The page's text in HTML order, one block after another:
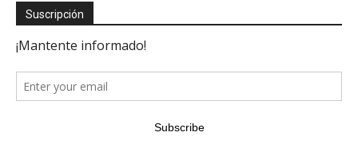
Suscripción